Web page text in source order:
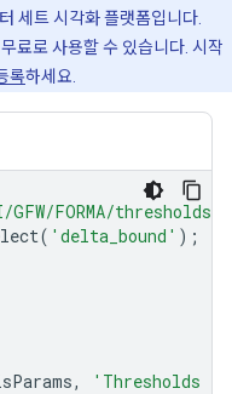
세트 시각화 플랫폼입니다.
료로 사용할 수 있습니다. 시작
록하세요.
GFW/FORMA/thresholds'
( 'delta_bound' );
, 'Thresholds